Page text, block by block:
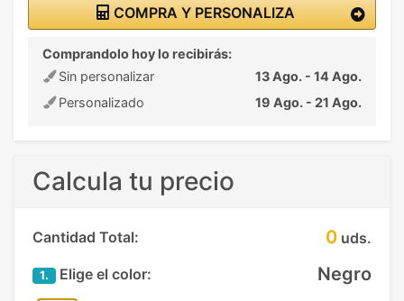
COMPRA Y PERSONALIZA
Comprandolo hoy lo recibirás:
Sin personalizar
13 Ago. - 14 Ago.
Personalizado
19 Ago. - 21 Ago.
Calcula tu precio
Cantidad Total: 0 uds.
1. Elige el color: Negro